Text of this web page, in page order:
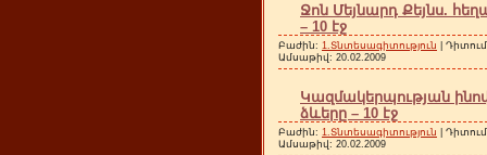
Ջոն Մեյնարդ Քեյնս.
– 10 էջ
Բաժին: 1.Տնտեսագիտություն |
Ամսաթիվ: 20.02.2009
Կազմակերպության
ձևերը – 10 էջ
Բաժին: 1.Տնտեսագիտություն |
Ամսաթիվ: 20.02.2009